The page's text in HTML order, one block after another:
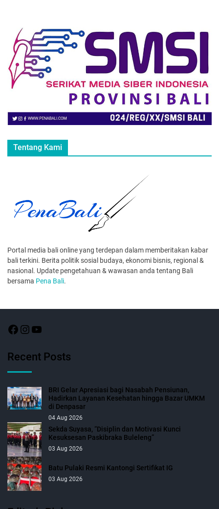
Tentang Kami
Portal media bali online yang terdepan dalam memberitakan kabar
bali terkini. Berita politik sosial budaya, ekonomi bisnis, regional &
nasional. Update pengetahuan & wawasan anda tentang Bali
bersama Pena Bali.
Recent Posts
BRI Gelar Apresiasi bagi Nasabah Pensiunan,
Hadirkan Layanan Kesehatan hingga Bazar UMKM
di Denpasar
04 Aug 2026
Sekda Suyasa, “Disiplin dan Motivasi Kunci
Kesuksesan Paskibraka Buleleng”
03 Aug 2026
Batu Pulaki Resmi Kantongi Sertifikat IG
03 Aug 2026